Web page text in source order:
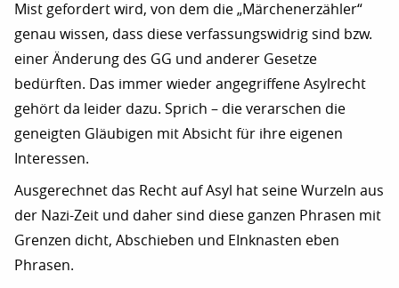
Mist gefordert wird, von dem die „Märchenerzähler“
genau wissen, dass diese verfassungswidrig sind bzw.
einer Änderung des GG und anderer Gesetze
bedürften. Das immer wieder angegriffene Asylrecht
gehört da leider dazu. Sprich – die verarschen die
geneigten Gläubigen mit Absicht für ihre eigenen
Interessen.
Ausgerechnet das Recht auf Asyl hat seine Wurzeln aus
der Nazi-Zeit und daher sind diese ganzen Phrasen mit
Grenzen dicht, Abschieben und EInknasten eben
Phrasen.